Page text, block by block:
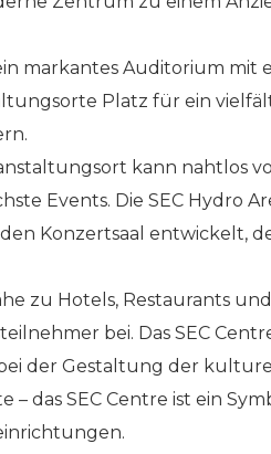
markantes Auditorium mit
Platz für ein
kann nahtlos
Events. Die SEC Hydro
Konzertsaal entwickelt,
zu Hotels, Restaurants
bei. Das SEC
der Gestaltung der
das SEC Centre ist ein